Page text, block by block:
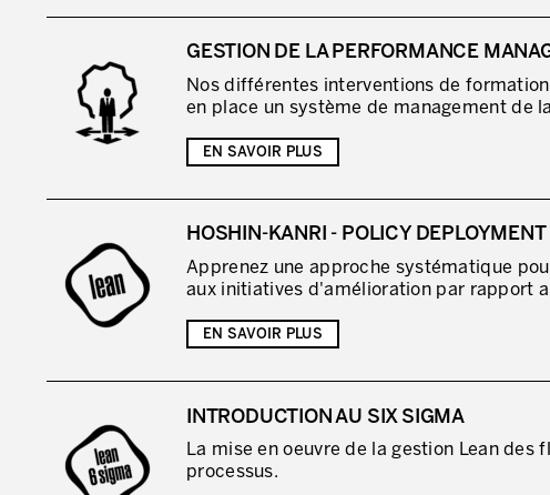
GESTION DE LA PERFORMANCE
Nos différentes interventions de
en place un système de management de
EN SAVOIR PLUS
HOSHIN-KANRI - POLICY DEPLOYMENT
Apprenez une approche systématique
aux initiatives d'amélioration par rapport
EN SAVOIR PLUS
INTRODUCTION AU SIX SIGMA
La mise en oeuvre de la gestion Lean des
processus.